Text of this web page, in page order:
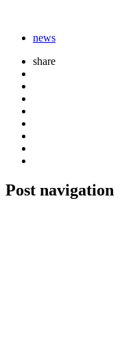
news
share
Post navigation